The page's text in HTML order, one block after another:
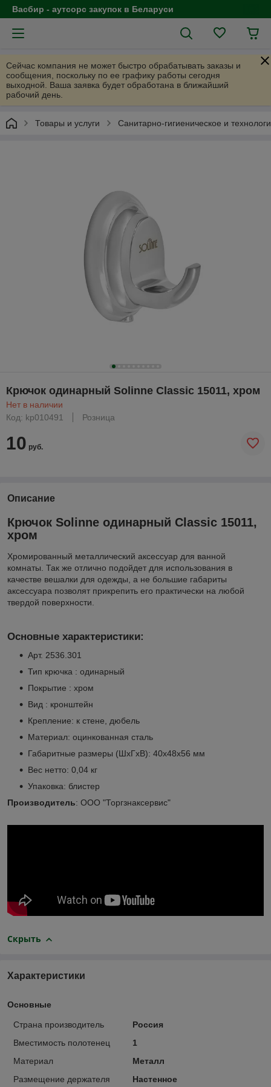
Васбир - аутсорс закупок в Беларуси
Сейчас компания не может быстро обрабатывать заказы и
сообщения, поскольку по ее графику работы сегодня
выходной. Ваша заявка будет обработана в ближайший
рабочий день.
Товары и услуги Санитарно-гигиеническое и
Крючок одинарный Solinne Classic 15011, хром
Нет в наличии
Код: kp010491
Розница
10 руб.
Описание
Крючок Solinne одинарный Classic 15011,
хром
Хромированный металлический аксессуар для ванной
комнаты. Так же отлично подойдет для использования в
качестве вешалки для одежды, а не большие габариты
аксессуара позволят прикрепить его практически на любой
твердой поверхности.
Основные характеристики:
Арт. 2536.301
Тип крючка : одинарный
Покрытие : хром
Вид : кронштейн
Крепление: к стене, дюбель
Материал: оцинкованная сталь
Габаритные размеры (ШхГхВ): 40х48х56 мм
Вес нетто: 0,04 кг
Упаковка: блистер
Производитель: ООО "Торгзнаксервис"
Скрыть
Характеристики
Основные
Страна производитель
Россия
Вместимость полотенец
1
Материал
Металл
Размещение держателя
Настенное